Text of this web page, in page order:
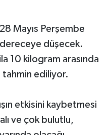
Mayıs Perşembe
dereceye düşecek.
10 kilogram arasında
tahmin ediliyor.
etkisini kaybetmesi
ve çok bulutlu,